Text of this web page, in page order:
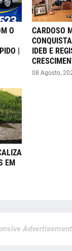
O
|
CARDOSO
IDEB E
08 Agosto,
EM
Advertisement